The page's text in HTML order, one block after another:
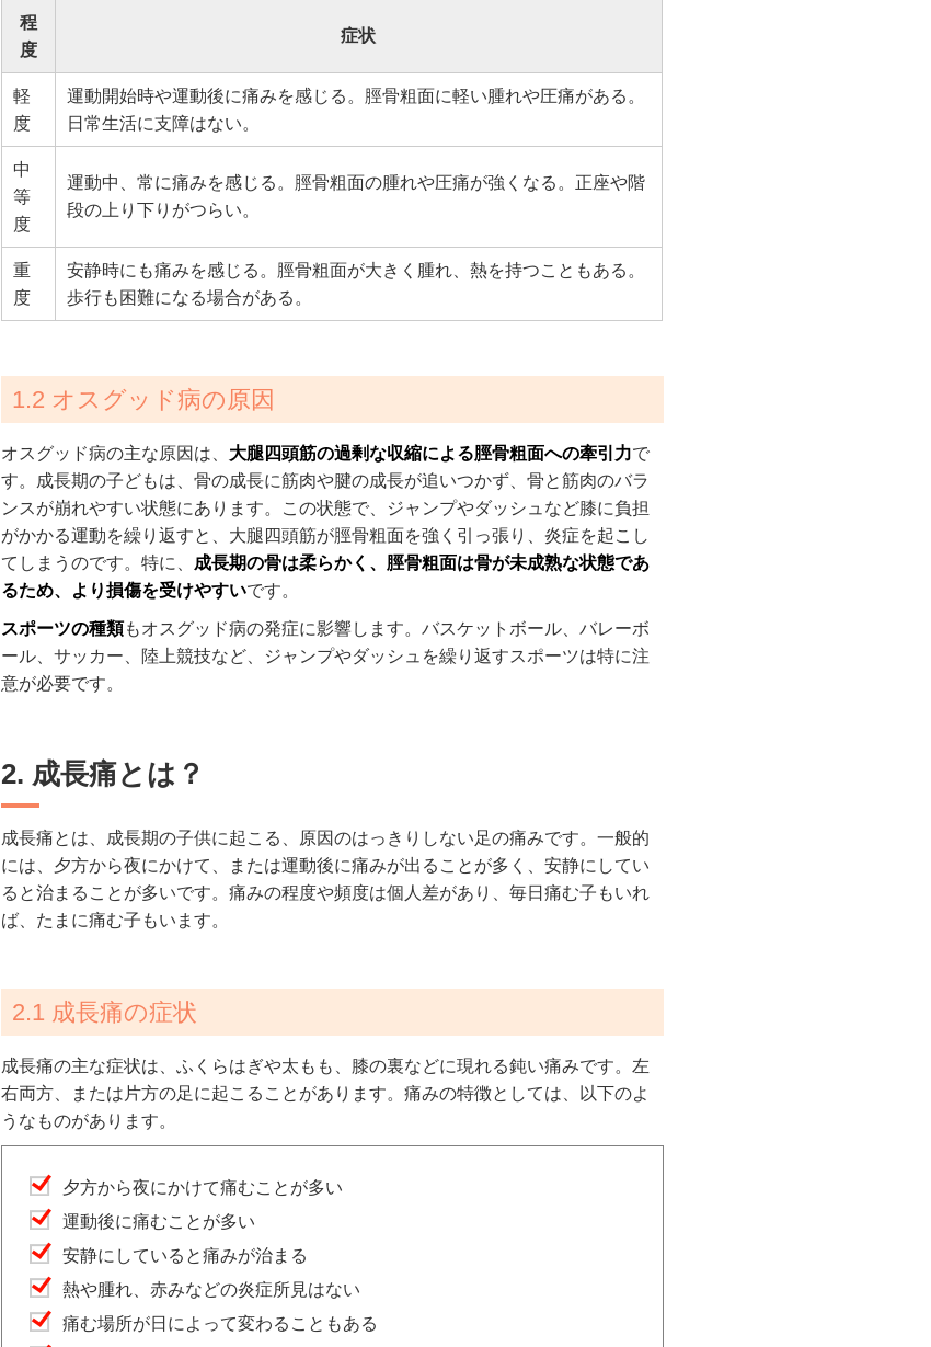
程
度
症状
軽
度
運動開始時や運動後に痛みを感じる。脛骨粗面に軽い腫れや圧痛がある。
日常生活に支障はない。
中
等
度
運動中、常に痛みを感じる。脛骨粗面の腫れや圧痛が強くなる。正座や階
段の上り下りがつらい。
重
度
安静時にも痛みを感じる。脛骨粗面が大きく腫れ、熱を持つこともある。
歩行も困難になる場合がある。
1.2 オスグッド病の原因
オスグッド病の主な原因は、 大腿四頭筋の過剰な収縮による脛骨粗面への牽引力で
す。成長期の子どもは、骨の成長に筋肉や腱の成長が追いつかず、骨と筋肉のバラ
ンスが崩れやすい状態にあります。この状態で、ジャンプやダッシュなど膝に負担
がかかる運動を繰り返すと、大腿四頭筋が脛骨粗面を強く引っ張り、炎症を起こし
てしまうのです。特に、 成長期の骨は柔らかく、脛骨粗面は骨が未成熟な状態であ
るため、より損傷を受けやすいです。
スポーツの種類もオスグッド病の発症に影響します。バスケットボール、バレーボ
ール、サッカー、陸上競技など、ジャンプやダッシュを繰り返すスポーツは特に注
意が必要です。
2. 成長痛とは？
成長痛とは、成長期の子供に起こる、原因のはっきりしない足の痛みです。一般的
には、夕方から夜にかけて、または運動後に痛みが出ることが多く、安静にしてい
ると治まることが多いです。痛みの程度や頻度は個人差があり、毎日痛む子もいれ
ば、たまに痛む子もいます。
2.1 成長痛の症状
成長痛の主な症状は、ふくらはぎや太もも、膝の裏などに現れる鈍い痛みです。左
右両方、または片方の足に起こることがあります。痛みの特徴としては、以下のよ
うなものがあります。
夕方から夜にかけて痛むことが多い
運動後に痛むことが多い
安静にしていると痛みが治まる
熱や腫れ、赤みなどの炎症所見はない
痛む場所が日によって変わることもある